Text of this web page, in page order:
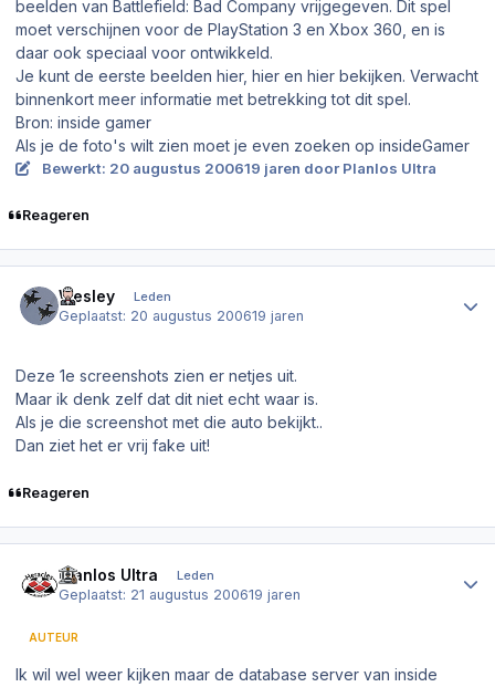
beelden van Battlefield: Bad Company vrijgegeven. Dit spel
moet verschijnen voor de PlayStation 3 en Xbox 360, en is
daar ook speciaal voor ontwikkeld.
Je kunt de eerste beelden hier, hier en hier bekijken. Verwacht
binnenkort meer informatie met betrekking tot dit spel.
Bron: inside gamer
Als je de foto's wilt zien moet je even zoeken op insideGamer
Bewerkt: 20 augustus 200619 jaren door Planlos Ultra
Reageren
Wesley Leden
Geplaatst: 20 augustus 200619 jaren
Deze 1e screenshots zien er netjes uit.
Maar ik denk zelf dat dit niet echt waar is.
Als je die screenshot met die auto bekijkt..
Dan ziet het er vrij fake uit!
Reageren
Planlos Ultra Leden
Geplaatst: 21 augustus 200619 jaren
AUTEUR
Ik wil wel weer kijken maar de database server van inside